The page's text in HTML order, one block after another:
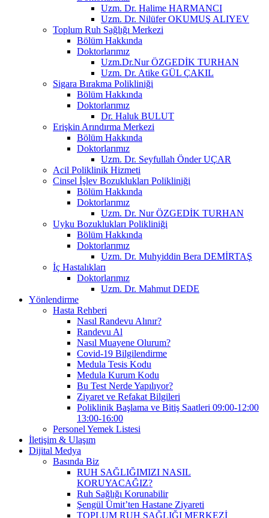
Uzm. Dr. Halime HARMANCI
Uzm. Dr. Nilüfer OKUMUŞ ALIYEV
Toplum Ruh Sağlığı Merkezi
Bölüm Hakkında
Doktorlarımız
Uzm.Dr.Nur ÖZGEDİK TURHAN
Uzm. Dr. Atike GÜL ÇAKIL
Sigara Bırakma Polikliniği
Bölüm Hakkında
Doktorlarımız
Dr. Haluk BULUT
Erişkin Arındırma Merkezi
Bölüm Hakkında
Doktorlarımız
Uzm. Dr. Seyfullah Önder UÇAR
Acil Poliklinik Hizmeti
Cinsel İşlev Bozuklukları Polikliniği
Bölüm Hakkında
Doktorlarımız
Uzm. Dr. Nur ÖZGEDİK TURHAN
Uyku Bozuklukları Polikliniği
Bölüm Hakkında
Doktorlarımız
Uzm. Dr. Muhyiddin Bera DEMİRTAŞ
İç Hastalıkları
Doktorlarımız
Uzm. Dr. Mahmut DEDE
Yönlendirme
Hasta Rehberi
Nasıl Randevu Alınır?
Randevu Al
Nasıl Muayene Olurum?
Covid-19 Bilgilendirme
Medula Tesis Kodu
Medula Kurum Kodu
Bu Test Nerde Yapılıyor?
Ziyaret ve Refakat Bilgileri
Poliklinik Başlama ve Bitiş Saatleri 09:00-12:00
13:00-16:00
Personel Yemek Listesi
İletişim & Ulaşım
Dijital Medya
Basında Biz
RUH SAĞLIĞIMIZI NASIL
KORUYACAĞIZ?
Ruh Sağlığı Korunabilir
Şengül Ümit’ten Hastane Ziyareti
TOPLUM RUH SAĞLIĞI MERKEZİ